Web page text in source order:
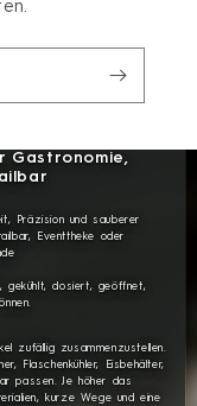
Gastronomie,
Präzision und sauberer
Eventtheke oder
gekühlt, dosiert, geöffnet,
zufällig zusammenzustellen.
Flaschenkühler, Eisbehälter,
passen. Je höher das
kurze Wege und eine